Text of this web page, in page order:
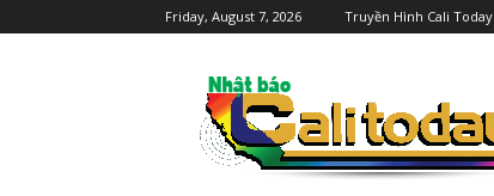
Friday, August 7, 2026 Truyền Hình Cali Today